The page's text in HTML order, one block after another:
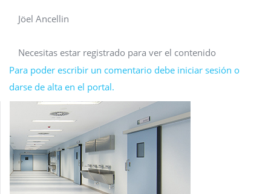
Jöel Ancellin
Necesitas estar registrado para ver el contenido
Para poder escribir un comentario debe iniciar sesión o
darse de alta en el portal.